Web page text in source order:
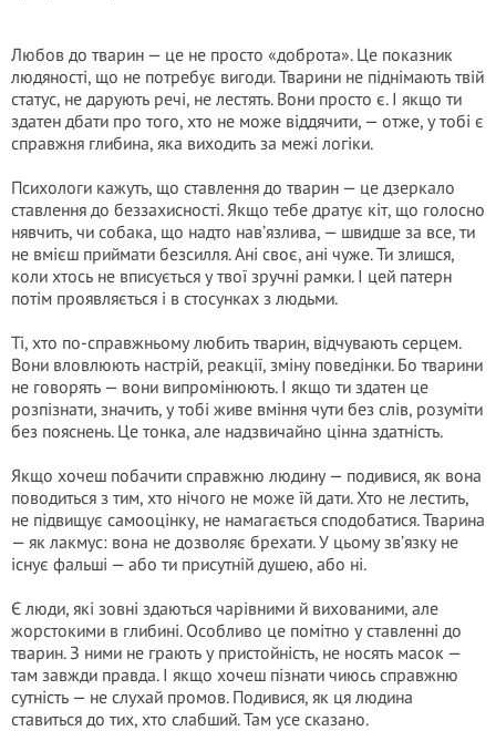
Любов до тварин — це не просто «доброта». Це показник
людяності, що не потребує вигоди. Тварини не піднімають твій
статус, не дарують речі, не лестять. Вони просто є. І якщо ти
здатен дбати про того, хто не може віддячити, — отже, у тобі є
справжня глибина, яка виходить за межі логіки.
Психологи кажуть, що ставлення до тварин — це дзеркало
ставлення до беззахисності. Якщо тебе дратує кіт, що голосно
нявчить, чи собака, що надто нав’язлива, — швидше за все, ти
не вмієш приймати безсилля. Ані своє, ані чуже. Ти злишся,
коли хтось не вписується у твої зручні рамки. І цей патерн
потім проявляється і в стосунках з людьми.
Ті, хто по-справжньому любить тварин, відчувають серцем.
Вони вловлюють настрій, реакції, зміну поведінки. Бо тварини
не говорять — вони випромінюють. І якщо ти здатен це
розпізнати, значить, у тобі живе вміння чути без слів, розуміти
без пояснень. Це тонка, але надзвичайно цінна здатність.
Якщо хочеш побачити справжню людину — подивися, як вона
поводиться з тим, хто нічого не може їй дати. Хто не лестить,
не підвищує самооцінку, не намагається сподобатися. Тварина
— як лакмус: вона не дозволяє брехати. У цьому зв’язку не
існує фальші — або ти присутній душею, або ні.
Є люди, які зовні здаються чарівними й вихованими, але
жорстокими в глибині. Особливо це помітно у ставленні до
тварин. З ними не грають у пристойність, не носять масок —
там завжди правда. І якщо хочеш пізнати чиюсь справжню
сутність — не слухай промов. Подивися, як ця людина
ставиться до тих, хто слабший. Там усе сказано.